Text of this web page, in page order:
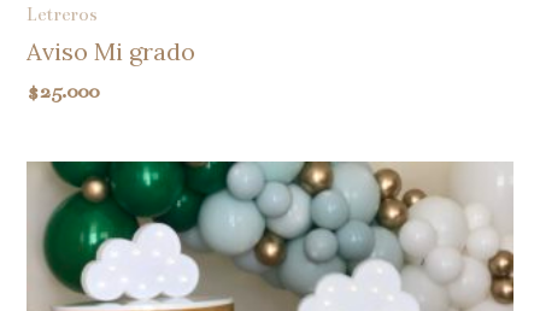
Letreros
Aviso Mi grado
$25.000